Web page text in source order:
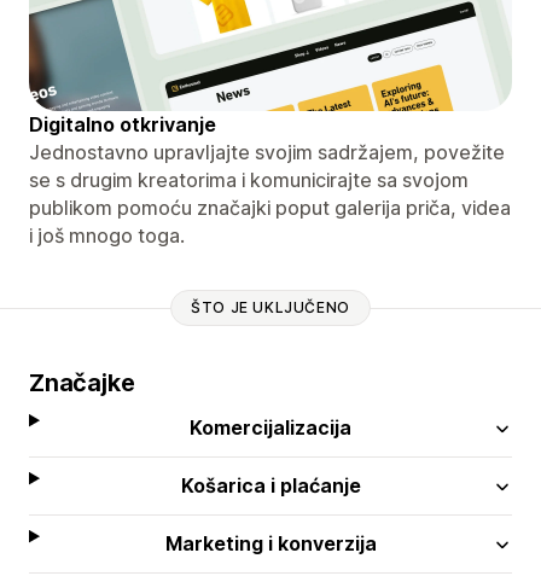
Digitalno otkrivanje
Jednostavno upravljajte svojim sadržajem, povežite
se s drugim kreatorima i komunicirajte sa svojom
publikom pomoću značajki poput galerija priča, videa
i još mnogo toga.
ŠTO JE UKLJUČENO
Značajke
Komercijalizacija
Košarica i plaćanje
Marketing i konverzija